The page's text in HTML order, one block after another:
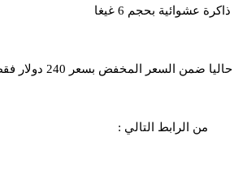
ذاكرة عشوائية بحجم 6 غيغا
ضمن السعر المخفض بسعر 240 دولار فقط
من الرابط التالي :